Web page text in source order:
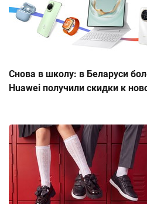
Снова в школу: в Беларуси
Huawei получили скидки к